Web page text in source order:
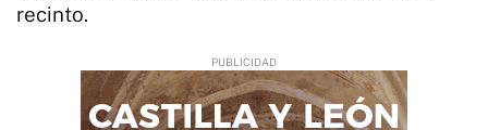
recinto.